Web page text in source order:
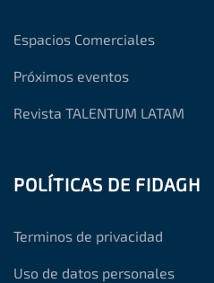
Espacios Comerciales
Próximos eventos
Revista TALENTUM LATAM
POLÍTICAS DE FIDAGH
Terminos de privacidad
Uso de datos personales